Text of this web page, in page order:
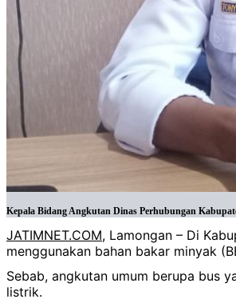
Kepala Bidang Angkutan Dinas Perhubungan
JATIMNET.COM, Lamongan – Di
menggunakan bahan bakar minyak
Sebab, angkutan umum berupa bus
listrik.